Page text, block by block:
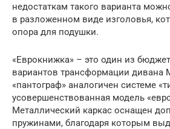
недостаткам такого варианта
в разложенном виде изголовья,
опора для подушки.
«Еврокнижка» – это один из
вариантов трансформации дивана
«пантограф» аналогичен системе
усовершенствованная модель
Металлический каркас оснащен
пружинами, благодаря которым